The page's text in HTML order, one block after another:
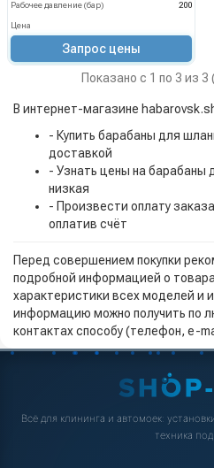
Рабочее давление (бар)
200
Цена
Запрос цены
Показано с 1 по 3 из
В интернет-магазине
- Купить барабаны для
доставкой
- Узнать цены на барабаны
низкая
- Произвести оплату
оплатив счёт
Перед совершением покупки
подробной информацией о
характеристики всех моделей и
информацию можно получить по
контактах способу (телефон, e-
Всё для клининга и автомоек:
техника